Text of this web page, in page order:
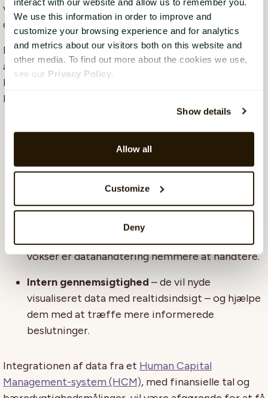
We use this information in order to improve and
customize your browsing experience and for analytics
and metrics about our visitors both on this website and
other media. To find out more about the cookies we use,
see our Privacy Policy
Show details
Allow all
Customize
Deny
virksomhederne skal fremover rapportere på disse
data årligt, som en del af årsrapporten.
For at overholde CSRD, bliver virksomheder nødt til
at få styr på deres data – og for at få styr på sin data
har de har brug for pålidelige digitale systemer, som
blandt andet kan hjælpe dem med at:
Forbedret dataintegritet
– hvilket vil give en
rapportering.
Skalerbarhed– i takt med at organisationen
vokser er datahåndtering nemmere at håndtere.
Intern gennemsigtighed – de vil nyde
visualiseret data med realtidsindsigt – og hjælpe
dem med at træffe mere informerede
beslutninger.
Integrationen af data fra et Human Capital
Management-system (HCM), med finansielle tal og